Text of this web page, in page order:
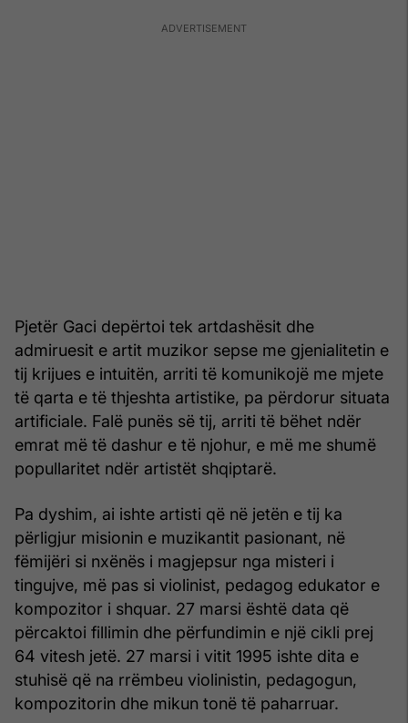
Pjetër Gaci depërtoi tek artdashësit dhe
admiruesit e artit muzikor sepse me gjenialitetin e
tij krijues e intuitën, arriti të komunikojë me mjete
të qarta e të thjeshta artistike, pa përdorur situata
artificiale. Falë punës së tij, arriti të bëhet ndër
emrat më të dashur e të njohur, e më me shumë
popullaritet ndër artistët shqiptarë.
Pa dyshim, ai ishte artisti që në jetën e tij ka
përligjur misionin e muzikantit pasionant, në
fëmijëri si nxënës i magjepsur nga misteri i
tingujve, më pas si violinist, pedagog edukator e
kompozitor i shquar. 27 marsi është data që
përcaktoi fillimin dhe përfundimin e një cikli prej
64 vitesh jetë. 27 marsi i vitit 1995 ishte dita e
stuhisë që na rrëmbeu violinistin, pedagogun,
kompozitorin dhe mikun tonë të paharruar.